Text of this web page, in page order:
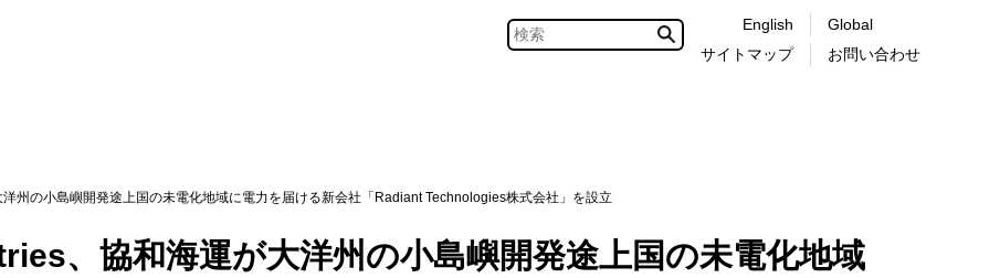
English
サイトマップ
Global
お問い合わせ
州の小島嶼開発途上国の未電化地域に電力を届ける新会社「Radiant Technologies株式会社」を設立
、協和海運が大洋州の小島嶼開発途上国の未電化地域